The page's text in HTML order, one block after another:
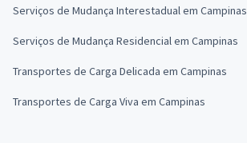
Serviços de Mudança Interestadual em Campinas
Serviços de Mudança Residencial em Campinas
Transportes de Carga Delicada em Campinas
Transportes de Carga Viva em Campinas